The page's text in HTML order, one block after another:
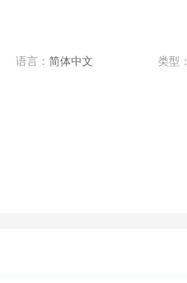
语言： 简体中文 类型：